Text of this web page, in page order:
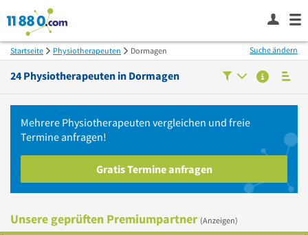
Startseite Physiotherapeuten Dormagen
24 Physiotherapeuten in Dormagen
Suche ändern
Mehrere Physiotherapeuten vergleichen und freie
Termine anfragen!
Gratis Termine anfragen
Unsere geprüften Premiumpartner (Anzeigen)